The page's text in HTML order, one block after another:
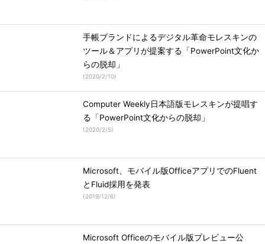
手帳ブランドによるデジタル革命モレスキンの
ツール＆アプリが提案する「PowerPoint文化か
らの脱却」
(2020/2/10)
Computer Weekly日本語版モレスキンが提唱す
る「PowerPoint文化からの脱却」
(2020/2/5)
Microsoft、モバイル版OfficeアプリでのFluent
とFluid採用を発表
(2019/12/6)
Microsoft Officeのモバイル版プレビュー公